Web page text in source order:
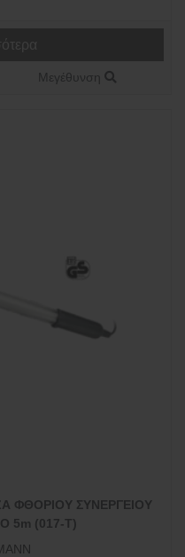
Μεγέθυνση
ΦΘΟΡΙΟΥ ΣΥΝΕΡΓΕΙΟΥ
5m (017-T)